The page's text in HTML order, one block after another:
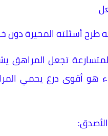
طرح أسئلته المحيرة دون
المتسارعة تجعل
هو أقوى درع يحمي